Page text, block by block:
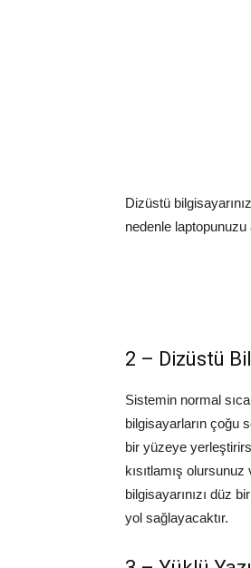
Dizüstü
nedenle laptopunuzu
2 – Dizüstü
Sistemin normal
bilgisayarların çoğu
bir yüzeye
kısıtlamış
bilgisayarınızı düz
yol sağlayacaktır.